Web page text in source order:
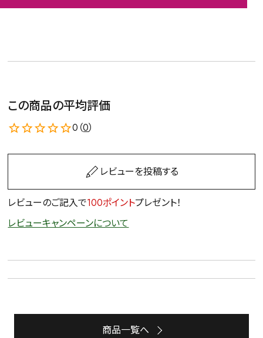
詳細検索
この商品の平均評価
0（0）
レビューを投稿する
レビューのご記入で100ポイントプレゼント！
レビューキャンペーンについて
商品一覧へ